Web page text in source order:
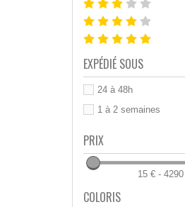
EXPÉDIÉ SOUS
24 à 48h
1 à 2 semaines
PRIX
15 € -
COLORIS